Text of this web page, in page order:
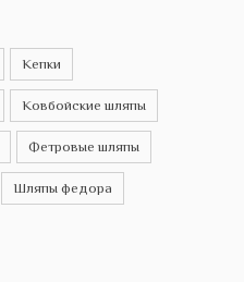
Кепки
Ковбойские шляпы
Фетровые шляпы
Шляпы федора